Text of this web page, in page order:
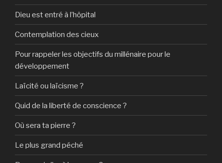
Dieu est entré à l’hôpital
Contemplation des cieux
Pour rappeler les objectifs du millénaire pour le
développement
Laïcité ou laïcisme ?
Quid de la liberté de conscience ?
Où sera ta pierre ?
Le plus grand péché